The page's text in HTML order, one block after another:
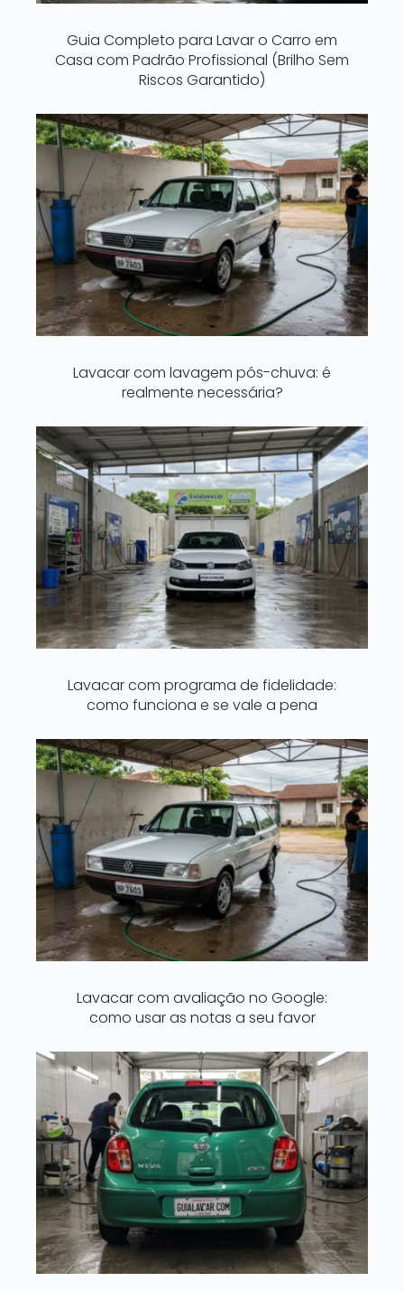
Guia Completo para Lavar o Carro em
Casa com Padrão Profissional (Brilho Sem
Riscos Garantido)
Lavacar com lavagem pós-chuva: é
realmente necessária?
Lavacar com programa de fidelidade:
como funciona e se vale a pena
Lavacar com avaliação no Google:
como usar as notas a seu favor